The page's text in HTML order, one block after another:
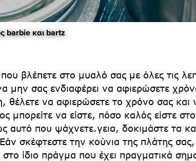
barbie και bartz
βλέπετε στο μυαλό σας με όλες τις
μην σας ενδιαφέρει να αφιερώσετε
θέλετε να αφιερώσετε το χρόνο σας και
μπορείτε να είστε, πόσο καλός είστε
αυτό που ψάχνετε.γεια, δοκιμάστε τα
σκέφτεστε την κούνια της πλάτης
στο ίδιο πράγμα που έχει πραγματικά